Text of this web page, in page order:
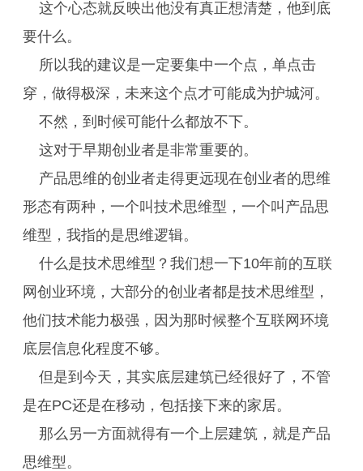
这个心态就反映出他没有真正想清楚，他到底
要什么。
所以我的建议是一定要集中一个点，单点击
穿，做得极深，未来这个点才可能成为护城河。
不然，到时候可能什么都放不下。
这对于早期创业者是非常重要的。
产品思维的创业者走得更远现在创业者的思维
形态有两种，一个叫技术思维型，一个叫产品思
维型，我指的是思维逻辑。
什么是技术思维型？我们想一下10年前的互联
网创业环境，大部分的创业者都是技术思维型，
他们技术能力极强，因为那时候整个互联网环境
底层信息化程度不够。
但是到今天，其实底层建筑已经很好了，不管
是在PC还是在移动，包括接下来的家居。
那么另一方面就得有一个上层建筑，就是产品
思维型。